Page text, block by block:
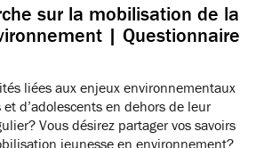
sur la mobilisation de la
| Questionnaire
liées aux enjeux environnementaux
d’adolescents en dehors de leur
Vous désirez partager vos savoirs
jeunesse en environnement?